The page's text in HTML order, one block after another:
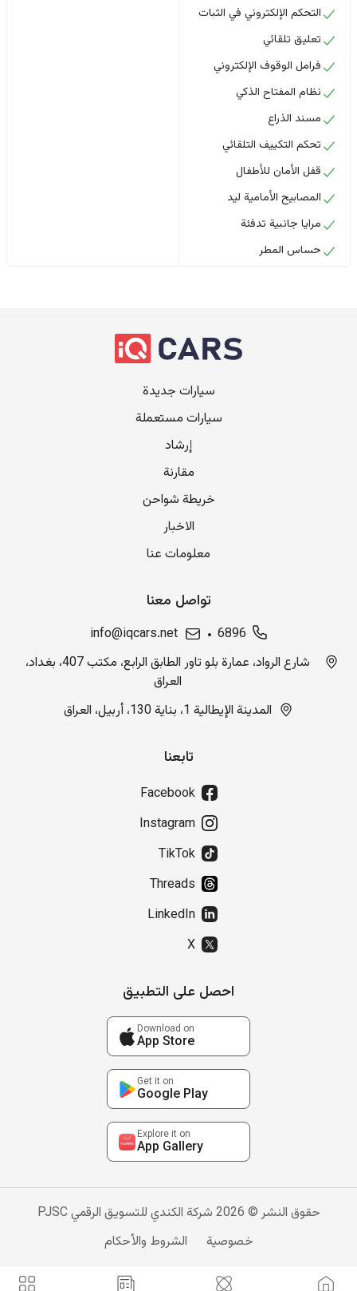
التحكم الإلكتروني في الثبات
تعليق تلقائي
فرامل الوقوف الإلكتروني
نظام المفتاح الذكي
مسند الذراع
تحكم التكييف التلقائي
قفل الأمان للأطفال
المصابيح الأمامية ليد
مرايا جانبية تدفئة
حساس المطر
سيارات جديدة
سيارات مستعملة
إرشاد
مقارنة
خريطة شواحن
الاخبار
معلومات عنا
تواصل معنا
6896
info@iqcars.net
شارع الرواد، عمارة بلو تاور الطابق الرابع، مكتب 407، بغداد،
العراق
المدينة الإيطالية 1، بناية 130، أربيل، العراق
تابعنا
Facebook
Instagram
TikTok
Threads
LinkedIn
X
احصل على التطبيق
Download on
App Store
Get it on
Google Play
Explore it on
App Gallery
حقوق النشر © 2026 شركة الكندي للتسويق الرقمي PJSC
خصوصية
الشروط والأحكام